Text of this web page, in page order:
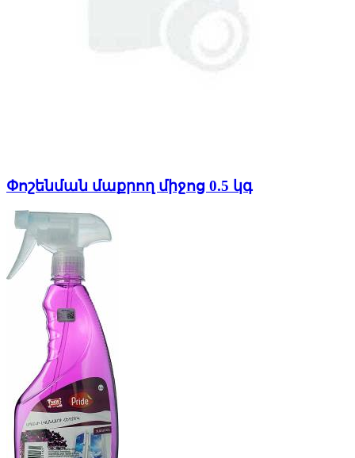
Փոշենման մաքրող միջոց 0.5 կգ